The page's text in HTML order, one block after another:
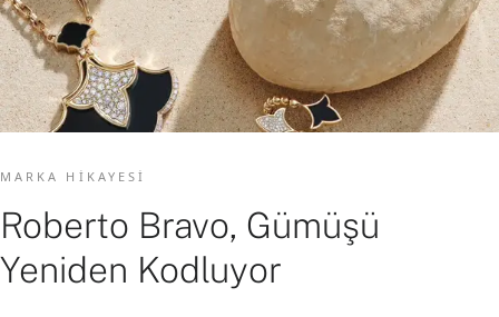
MARKA HIKAYESI
Roberto Bravo, Gümüşü
Yeniden Kodluyor